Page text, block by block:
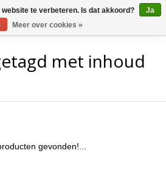
met inhoud
gevonden!...
te verbeteren. Is dat akkoord?
Ja
Meer over cookies »